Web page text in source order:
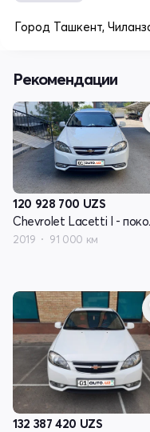
Город Ташкент,
Рекомендации
120 928 700 UZS
2019 91 000 км
132 387 420 UZS